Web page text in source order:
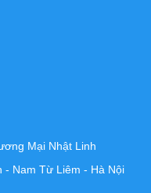
Mại Nhật Linh
- Nam Từ Liêm - Hà Nội